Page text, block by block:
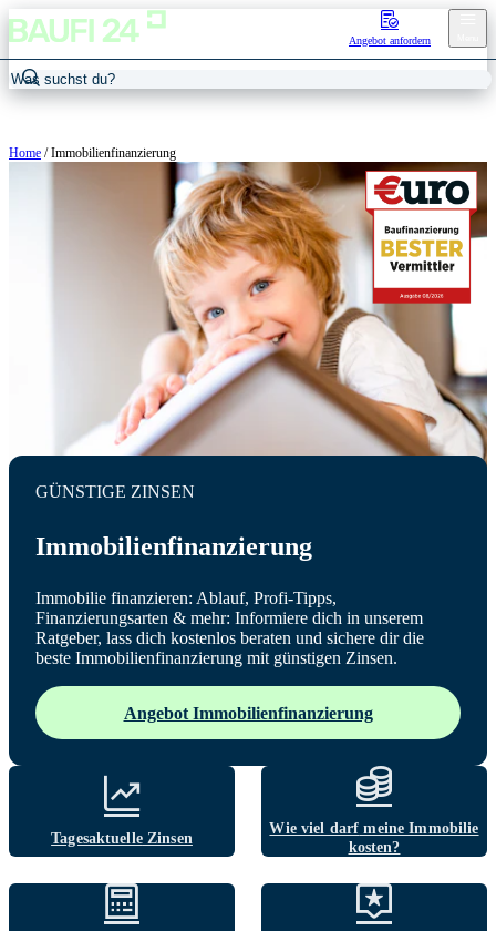
Angebot anfordern
Home /Immobilienfinanzierung
GÜNSTIGE ZINSEN
Immobilienfinanzierung
Immobilie finanzieren: Ablauf, Profi-Tipps,
Finanzierungsarten & mehr: Informiere dich in unserem
Ratgeber, lass dich kostenlos beraten und sichere dir die
beste Immobilienfinanzierung mit günstigen Zinsen.
Angebot Immobilienfinanzierung
TagesaktuelleZinsen
Wie viel darf meine Immobilie
kosten?